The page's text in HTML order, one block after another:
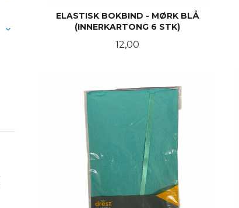
ELASTISK BOKBIND - MØRK BLÅ
(INNERKARTONG 6 STK)
Pris
12,00